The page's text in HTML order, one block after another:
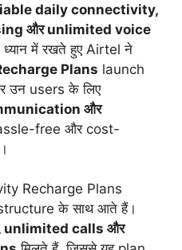
daily connectivity,
और unlimited voice
में रखते हुए Airtel ने
Plans launch
उन users के लिए
और
free और cost-
Recharge Plans
के साथ आते हैं।
calls और